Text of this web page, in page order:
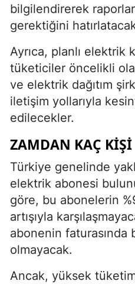
bilgilendirerek
gerektiğini
Ayrıca, planlı elektrik
tüketiciler öncelikli
ve elektrik dağıtım
iletişim yollarıyla
edilecekler.
ZAMDAN KAÇ KIŞI
Türkiye genelinde
elektrik abonesi
göre, bu abonelerin
artışıyla
abonenin faturasında
olmayacak.
Ancak, yüksek